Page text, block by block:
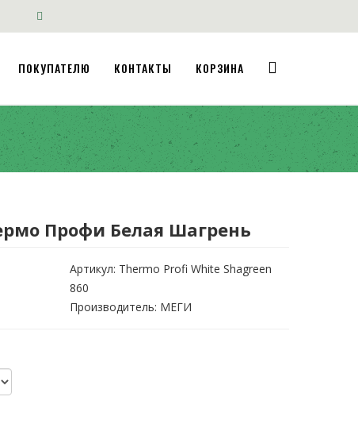
ПОКУПАТЕЛЮ КОНТАКТЫ КОРЗИНА
Профи Белая Шагрень
Артикул: Thermo Profi White Shagreen
860
Производитель: МЕГИ